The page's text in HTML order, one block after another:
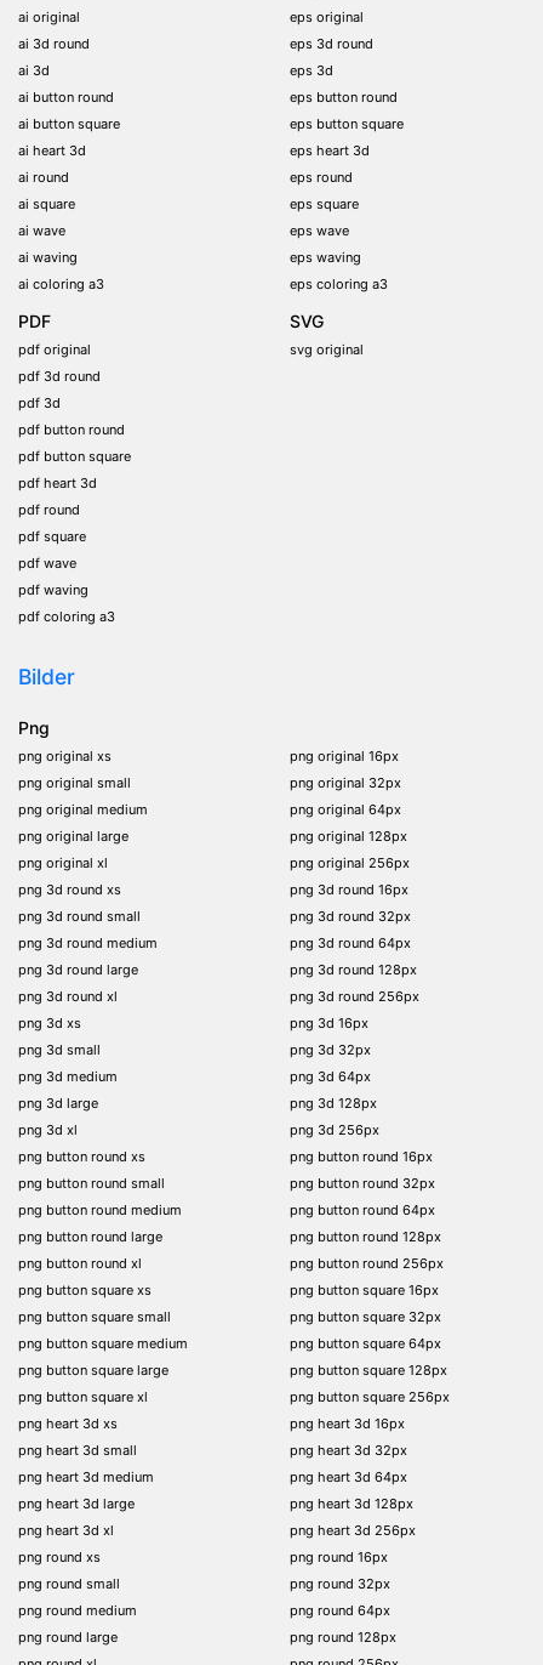
ai original
ai 3d round
ai 3d
ai button round
ai button square
ai heart 3d
ai round
ai square
ai wave
ai waving
ai coloring a3
eps original
eps 3d round
eps 3d
eps button round
eps button square
eps heart 3d
eps round
eps square
eps wave
eps waving
eps coloring a3
PDF
pdf original
pdf 3d round
pdf 3d
pdf button round
pdf button square
pdf heart 3d
pdf round
pdf square
pdf wave
pdf waving
pdf coloring a3
SVG
svg original
Bilder
Png
png original xs
png original small
png original medium
png original large
png original xl
png 3d round xs
png 3d round small
png 3d round medium
png 3d round large
png 3d round xl
png 3d xs
png 3d small
png 3d medium
png 3d large
png 3d xl
png button round xs
png button round small
png button round medium
png button round large
png button round xl
png button square xs
png button square small
png button square medium
png button square large
png button square xl
png heart 3d xs
png heart 3d small
png heart 3d medium
png heart 3d large
png heart 3d xl
png round xs
png round small
png round medium
png round large
png original 16px
png original 32px
png original 64px
png original 128px
png original 256px
png 3d round 16px
png 3d round 32px
png 3d round 64px
png 3d round 128px
png 3d round 256px
png 3d 16px
png 3d 32px
png 3d 64px
png 3d 128px
png 3d 256px
png button round 16px
png button round 32px
png button round 64px
png button round 128px
png button round 256px
png button square 16px
png button square 32px
png button square 64px
png button square 128px
png button square 256px
png heart 3d 16px
png heart 3d 32px
png heart 3d 64px
png heart 3d 128px
png heart 3d 256px
png round 16px
png round 32px
png round 64px
png round 128px